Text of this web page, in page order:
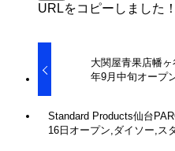
URLをコピーしました！
大関屋青果店幡
年9月中旬オープ
Standard Products仙台
16日オープン,ダイソー,ス